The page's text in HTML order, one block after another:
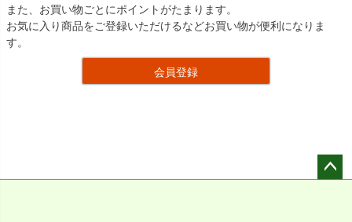
また、お買い物ごとにポイントがたまります。
お気に入り商品をご登録いただけるなどお買い物が便利になりま
す。
会員登録